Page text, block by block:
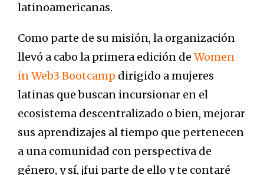
latinoamericanas.
Como parte de su misión, la organización
llevó a cabo la primera edición de Women
in Web3 Bootcamp dirigido a mujeres
latinas que buscan incursionar en el
ecosistema descentralizado o bien, mejorar
sus aprendizajes al tiempo que pertenecen
a una comunidad con perspectiva de
género, y sí, ¡fui parte de ello y te contaré